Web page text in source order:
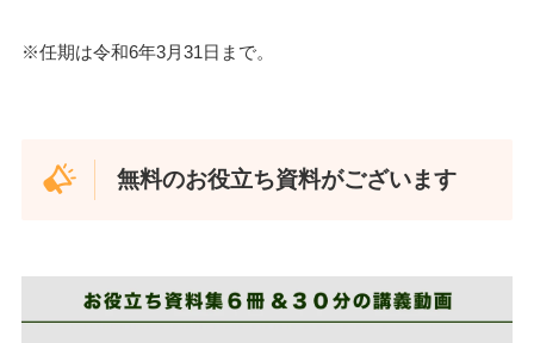
※任期は令和6年3月31日まで。
無料のお役立ち資料がございます